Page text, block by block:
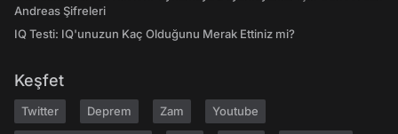
Andreas Şifreleri
IQ Testi: IQ'unuzun Kaç Olduğunu Merak Ettiniz mi?
Keşfet
Twitter Deprem Zam Youtube